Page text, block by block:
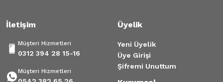
İletişim
Müşteri Hizmetleri
0312 394 28 15-16
Müşteri Hizmetleri
Üyelik
Yeni Üyelik
Üye Girişi
Şifremi Unuttum